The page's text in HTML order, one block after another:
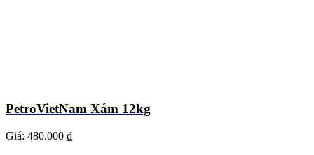
PetroVietNam Xám 12kg
Giá: 480.000 ₫